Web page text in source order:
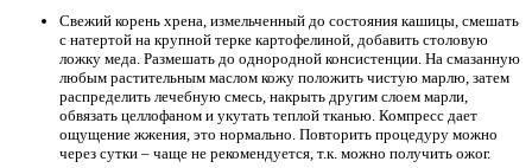
Свежий корень хрена, измельченный до состояния кашицы, смешать
с натертой на крупной терке картофелиной, добавить столовую
ложку меда. Размешать до однородной консистенции. На смазанную
любым растительным маслом кожу положить чистую марлю, затем
распределить лечебную смесь, накрыть другим слоем марли,
обвязать целлофаном и укутать теплой тканью. Компресс дает
ощущение жжения, это нормально. Повторить процедуру можно
через сутки – чаще не рекомендуется, т.к. можно получить ожог.